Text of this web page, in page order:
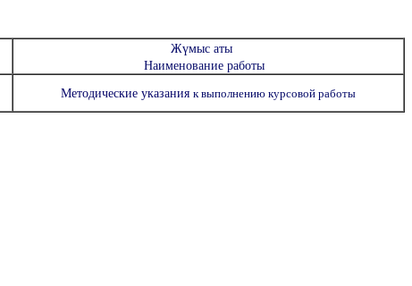
Жүмыс аты
Наименование работы
Методические указания к выполнению курсовой работы